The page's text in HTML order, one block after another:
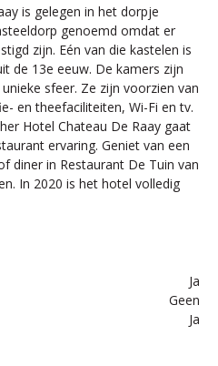
is gelegen in het dorpje
genoemd omdat er
zijn. Eén van die kastelen is
de 13e eeuw. De kamers zijn
sfeer. Ze zijn voorzien van
en theefaciliteiten, Wi-Fi en tv.
Hotel Chateau De Raay gaat
ervaring. Geniet van een
diner in Restaurant De Tuin van
In 2020 is het hotel volledig
Ja
Geen
Ja